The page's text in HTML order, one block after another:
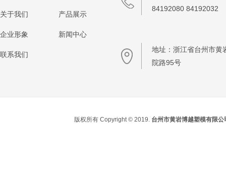
关于我们 产品展示
企业形象 新闻中心
联系我们
84192080 84192032
地址：浙江省台州市黄
院路95号
版权所有 Copyright © 2019. 台州市黄岩博越塑模有限公